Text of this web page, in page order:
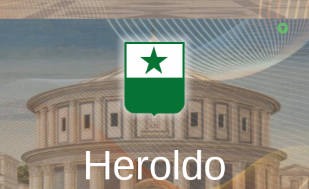
Skip
Heroldo